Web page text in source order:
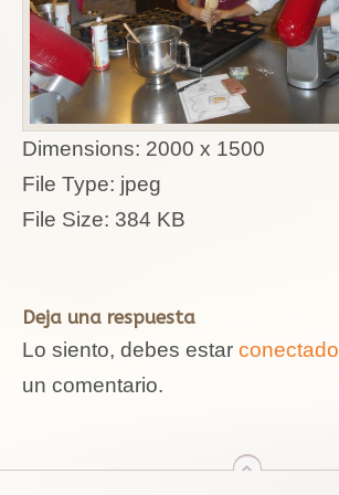
Dimensions: 2000 x 1500
File Type: jpeg
File Size: 384 KB
Deja una respuesta
Lo siento, debes estar conectado
un comentario.
arriba